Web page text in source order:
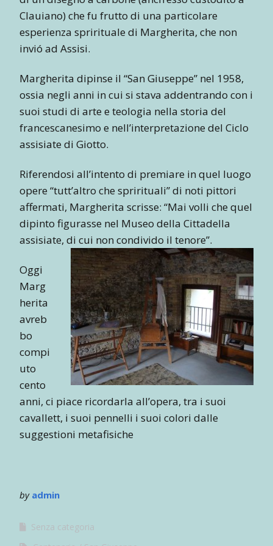
Clauiano) che fu frutto di una particolare
esperienza sprirituale di Margherita, che non
invió ad Assisi.
Margherita dipinse il “San Giuseppe” nel 1958,
ossia negli anni in cui si stava addentrando con i
suoi studi di arte e teologia nella storia del
francescanesimo e nell’interpretazione del Ciclo
assisiate di Giotto.
Riferendosi all’intento di premiare in quel luogo
opere “tutt’altro che sprirituali” di noti pittori
affermati, Margherita scrisse: “Mai volli che quel
dipinto figurasse nel Museo della Cittadella
assisiate, di cui non condivido il tenore”.
Oggi
Marg
herita
avreb
bo
compi
uto
cento
anni, ci piace ricordarla all’opera, tra i suoi
cavallett, i suoi pennelli i suoi colori dalle
suggestioni metafisiche
by admin
Senza categoria